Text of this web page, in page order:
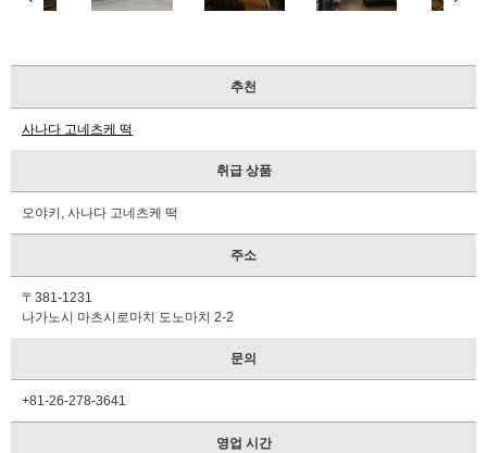
벤
력
교
통
관
광
내
소
정
자
주
하
추천
사나다 고네츠케 떡
취급 상품
오야키, 사나다 고네츠케 떡
주소
〒381-1231
나가노시 마츠시로마치 도노마치 2-2
문의
+81-26-278-3641
영업 시간